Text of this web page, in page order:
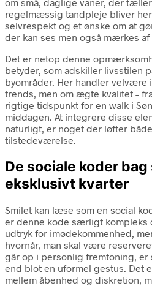
om små, daglige vaner, der
regelmæssig tandpleje bliver
selvrespekt og et ønske om at
der kan ses men også mærkes af
Det er netop denne
betyder, som adskiller livsstilen
byområder. Her handler velvære
trends, men om ægte kvalitet –
rigtige tidspunkt for en walk i
middagen. At integrere disse
naturligt, er noget der løfter
tilstedeværelse.
De sociale koder
eksklusivt kvarter
Smilet kan læse som en social
er denne kode særligt kompleks
udtryk for imødekommenhed,
hvornår, man skal være
går op i personlig fremtoning, er
end blot en uformel gestus. Det
mellem åbenhed og diskretion,